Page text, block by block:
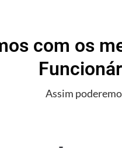
com os
Assim